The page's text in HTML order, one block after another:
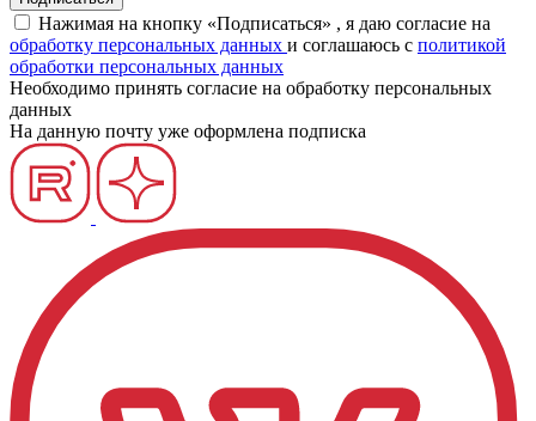
Нажимая на кнопку «Подписаться» , я даю согласие на
обработку персональных данных и соглашаюсь c политикой
обработки персональных данных
Необходимо принять согласие на обработку персональных
данных
На данную почту уже оформлена подписка